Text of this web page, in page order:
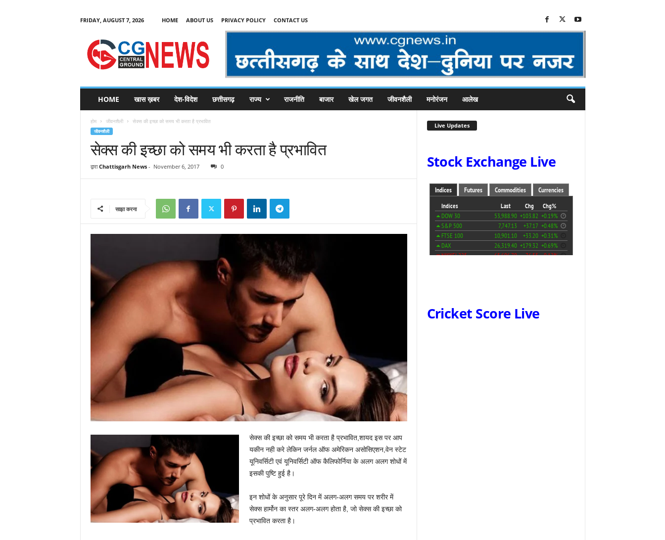
FRIDAY, AUGUST 7, 2026 HOME ABOUT US PRIVACY POLICY CONTACT US
C
HOME खास ख़बर देश-विदेश छत्तीसगढ़ राज्य राजनीति बाजार खेल जगत जीवनशैली मनोरंजन आलेख
होम जीवनशैली सेक्स की इच्छा को समय भी करता है प्रभावित
जीवनशैली
सेक्स की इच्छा को समय भी करता है प्रभावित
द्वारा Chattisgarh News- November 6, 2017 0
साझा करना
सेक्स की इच्छा को समय भी करता है प्रभावित,शायद इस पर आप
यकीन नही करे लेकिन जर्नल ऑफ अमेरिकन असोसिएशन,वेन स्टेट
यूनिवर्सिटी एवं यूनिवर्सिटी ऑफ कैलिफोर्निया के अलग अलग शोधों में
इसकी पुष्टि हुई है।
इन शोधों के अनुसार पूरे दिन में अलग-अलग समय पर शरीर में
सेक्स हार्मोन का स्तर अलग-अलग होता है, जो सेक्स की इच्छा को
प्रभावित करता है।
Live Updates
Stock Exchange Live
Cricket Score Live